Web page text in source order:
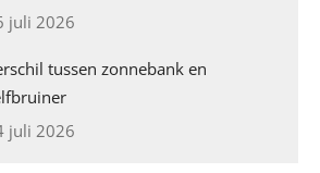
juli 2026
tussen zonnebank en
juli 2026